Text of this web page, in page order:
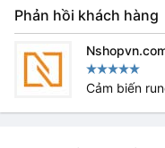
Phản hồi khách hàng
Cảm biến